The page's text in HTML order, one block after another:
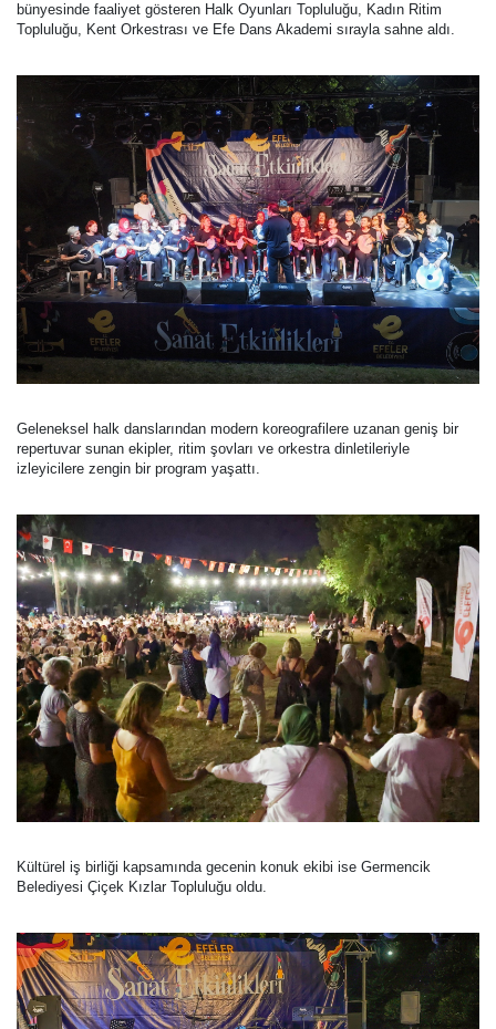
bünyesinde faaliyet gösteren Halk Oyunları Topluluğu, Kadın Ritim
Topluluğu, Kent Orkestrası ve Efe Dans Akademi sırayla sahne aldı.
Geleneksel halk danslarından modern koreografilere uzanan geniş bir
repertuvar sunan ekipler, ritim şovları ve orkestra dinletileriyle
izleyicilere zengin bir program yaşattı.
Kültürel iş birliği kapsamında gecenin konuk ekibi ise Germencik
Belediyesi Çiçek Kızlar Topluluğu oldu.